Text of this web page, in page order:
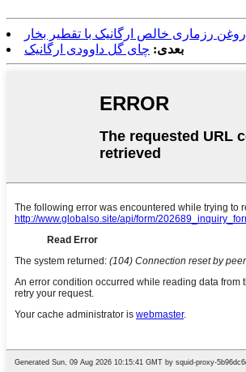
روغن رزماری خالص ارگانیک با تقطیر بخار
بعدی: چای گل داوودی ارگانیک